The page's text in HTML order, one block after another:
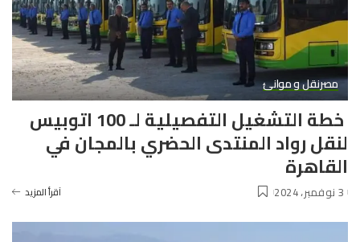
مصرنقل و موانئ
خطة التشغيل التفصيلية لـ 100 اتوبيس
لنقل رواد المنتدى الحضري بالمجان في
القاهرة
3 نوفمبر، 2024 آقرأ المزيد